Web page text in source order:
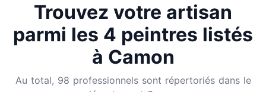
Trouvez votre artisan
parmi les 4 peintres listés
à Camon
Au total, 98 professionnels sont répertoriés dans le